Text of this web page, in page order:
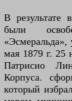
В результате
были
«Эсмеральда»,
мая 1879 г. 25
Патрисио
Корпуса.
который